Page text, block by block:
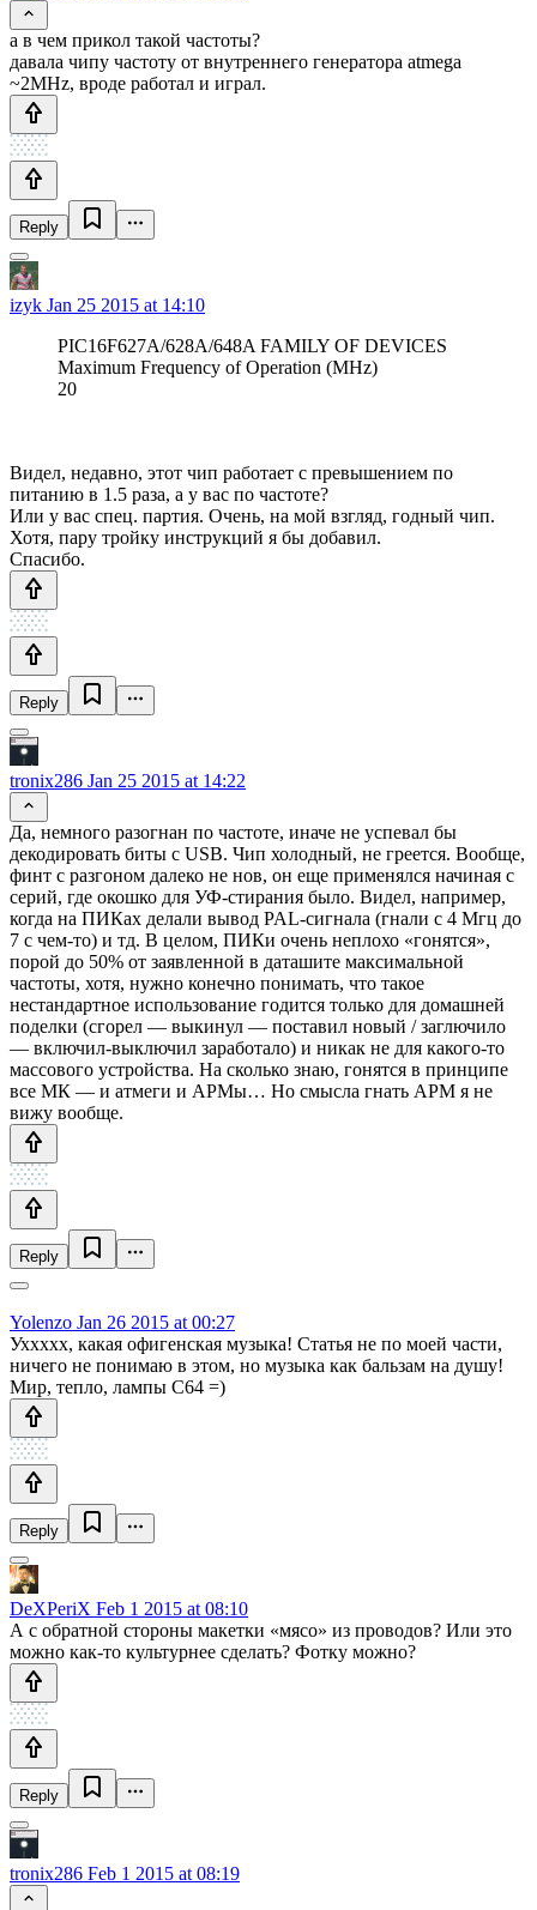
а в чем прикол такой частоты?
давала чипу частоту от внутреннего генератора atmega
~2MHz, вроде работал и играл.
Reply
izyk Jan 25 2015 at 14:10
PIC16F627A/628A/648A FAMILY OF DEVICES
Maximum Frequency of Operation (MHz)
20
Видел, недавно, этот чип работает с превышением по
питанию в 1.5 раза, а у вас по частоте?
Или у вас спец. партия. Очень, на мой взгляд, годный чип.
Хотя, пару тройку инструкций я бы добавил.
Спасибо.
Reply
tronix286 Jan 25 2015 at 14:22
Да, немного разогнан по частоте, иначе не успевал бы
декодировать биты с USB. Чип холодный, не греется. Вообще,
финт с разгоном далеко не нов, он еще применялся начиная с
серий, где окошко для УФ-стирания было. Видел, например,
когда на ПИКах делали вывод PAL-сигнала (гнали с 4 Мгц до
7 с чем-то) и тд. В целом, ПИКи очень неплохо «гонятся»,
порой до 50% от заявленной в даташите максимальной
частоты, хотя, нужно конечно понимать, что такое
нестандартное использование годится только для домашней
поделки (сгорел — выкинул — поставил новый / заглючило
— включил-выключил заработало) и никак не для какого-то
массового устройства. На сколько знаю, гонятся в принципе
все МК — и атмеги и АРМы… Но смысла гнать АРМ я не
вижу вообще.
Reply
Yolenzo Jan 26 2015 at 00:27
Уххххх, какая офигенская музыка! Статья не по моей части,
ничего не понимаю в этом, но музыка как бальзам на душу!
Мир, тепло, лампы C64 =)
Reply
DeXPeriX Feb 1 2015 at 08:10
А с обратной стороны макетки «мясо» из проводов? Или это
можно как-то культурнее сделать? Фотку можно?
Reply
tronix286 Feb 1 2015 at 08:19